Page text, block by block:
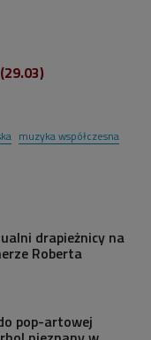
muzyka współczesna
drapieżnicy na
Roberta
pop-artowej